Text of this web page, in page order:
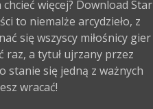
więcej? Download Star
to niemalże arcydzieło, z
się wszyscy miłośnicy gier
raz, a tytuł ujrzany przez
stanie się jedną z ważnych
wracać!